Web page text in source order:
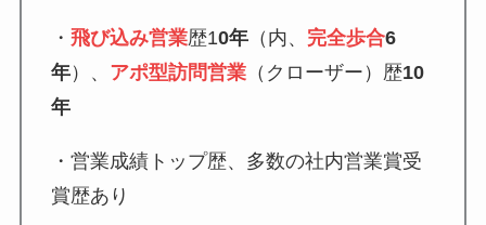
・ 飛び込み営業歴10年（内、 完全歩合6
年）、 アポ型訪問営業（クローザー）歴10
年
・営業成績トップ歴、多数の社内営業賞受
賞歴あり